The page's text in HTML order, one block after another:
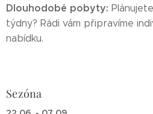
Dlouhodobé pobyty:
týdny? Rádi vám připravíme
nabídku.
Sezóna